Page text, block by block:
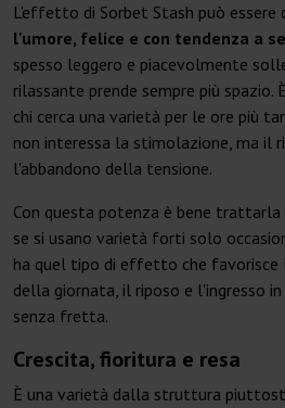
L'effetto di Sorbet Stash può essere
l'umore, felice e con tendenza a
spesso leggero e piacevolmente
rilassante prende sempre più spazio.
chi cerca una varietà per le ore più
non interessa la stimolazione, ma il
l'abbandono della tensione.
Con questa potenza è bene
se si usano varietà forti solo
ha quel tipo di effetto che favorisce
della giornata, il riposo e l'ingresso
senza fretta.
Crescita, fioritura e resa
È una varietà dalla struttura